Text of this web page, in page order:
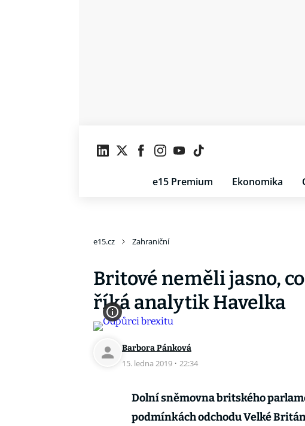
e15 Premium Ekonomika
e15.cz Zahraniční
Britové neměli jasno,
říká analytik Havelka
Barbora Pánková
15. ledna 2019 · 22:34
Dolní sněmovna britského
podmínkách odchodu Velké